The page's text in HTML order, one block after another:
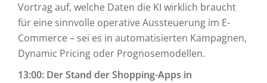
Vortrag auf, welche Daten die KI wirklich braucht
für eine sinnvolle operative Aussteuerung im E-
Commerce – sei es in automatisierten Kampagnen,
Dynamic Pricing oder Prognosemodellen.
13:00: Der Stand der Shopping-Apps in